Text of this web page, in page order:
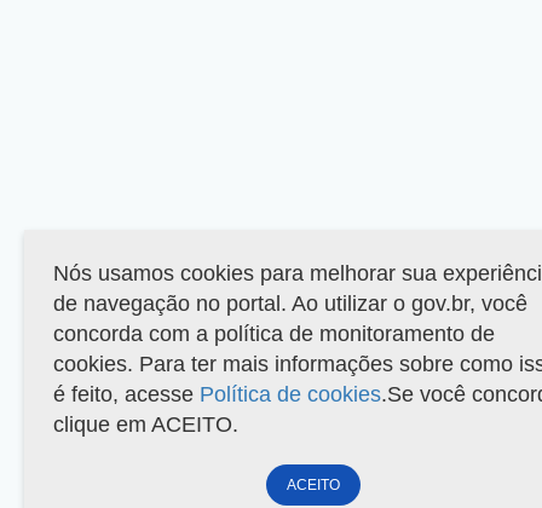
Nós usamos cookies para melhorar sua
de navegação no portal. Ao utilizar o gov.br, você
concorda com a política de monitoramento de
cookies. Para ter mais informações sobre como
é feito, acesse Política de cookies.Se você
clique em ACEITO.
ACEITO